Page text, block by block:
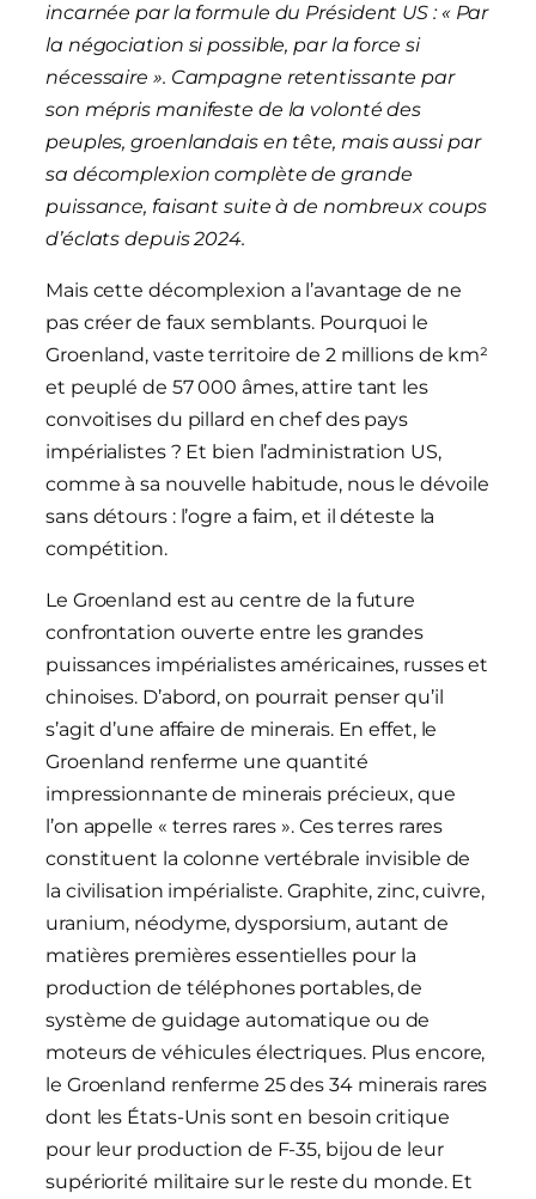
incarnée par la formule du Président US : « Par
la négociation si possible, par la force si
nécessaire ». Campagne retentissante par
son mépris manifeste de la volonté des
peuples, groenlandais en tête, mais aussi par
sa décomplexion complète de grande
puissance, faisant suite à de nombreux coups
d’éclats depuis 2024.
Mais cette décomplexion a l’avantage de ne
pas créer de faux semblants. Pourquoi le
Groenland, vaste territoire de 2 millions de km²
et peuplé de 57 000 âmes, attire tant les
convoitises du pillard en chef des pays
impérialistes ? Et bien l’administration US,
comme à sa nouvelle habitude, nous le dévoile
sans détours : l’ogre a faim, et il déteste la
compétition.
Le Groenland est au centre de la future
confrontation ouverte entre les grandes
puissances impérialistes américaines, russes et
chinoises. D’abord, on pourrait penser qu’il
s’agit d’une affaire de minerais. En effet, le
Groenland renferme une quantité
impressionnante de minerais précieux, que
l’on appelle « terres rares ». Ces terres rares
constituent la colonne vertébrale invisible de
la civilisation impérialiste. Graphite, zinc, cuivre,
uranium, néodyme, dysporsium, autant de
matières premières essentielles pour la
production de téléphones portables, de
système de guidage automatique ou de
moteurs de véhicules électriques. Plus encore,
le Groenland renferme 25 des 34 minerais rares
dont les États-Unis sont en besoin critique
pour leur production de F-35, bijou de leur
supériorité militaire sur le reste du monde. Et